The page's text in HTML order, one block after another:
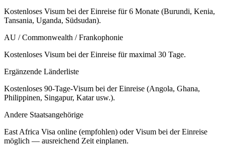
Kostenloses Visum bei der Einreise für 6 Monate (Burundi, Kenia,
Tansania, Uganda, Südsudan).
AU / Commonwealth / Frankophonie
Kostenloses Visum bei der Einreise für maximal 30 Tage.
Ergänzende Länderliste
Kostenloses 90-Tage-Visum bei der Einreise (Angola, Ghana,
Philippinen, Singapur, Katar usw.).
Andere Staatsangehörige
East Africa Visa online (empfohlen) oder Visum bei der Einreise
möglich — ausreichend Zeit einplanen.